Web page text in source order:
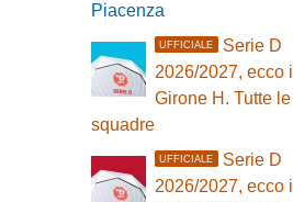
Piacenza
UFFICIALE
Serie D
2026/2027, ecco il
Girone H. Tutte le
squadre
UFFICIALE
Serie D
2026/2027, ecco il